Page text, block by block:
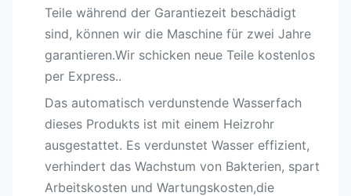
Teile während der Garantiezeit beschädigt
sind, können wir die Maschine für zwei Jahre
garantieren.Wir schicken neue Teile kostenlos
per Express..
Das automatisch verdunstende Wasserfach
dieses Produkts ist mit einem Heizrohr
ausgestattet. Es verdunstet Wasser effizient,
verhindert das Wachstum von Bakterien, spart
Arbeitskosten und Wartungskosten,die